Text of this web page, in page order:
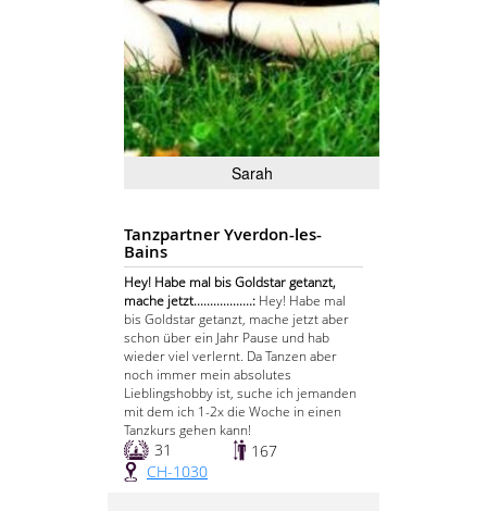
Sarah
Tanzpartner Yverdon-les-
Bains
Hey! Habe mal bis Goldstar getanzt,
mache jetzt..................: Hey! Habe mal
bis Goldstar getanzt, mache jetzt aber
schon über ein Jahr Pause und hab
wieder viel verlernt. Da Tanzen aber
noch immer mein absolutes
Lieblingshobby ist, suche ich jemanden
mit dem ich 1-2x die Woche in einen
Tanzkurs gehen kann!
31
167
CH-1030